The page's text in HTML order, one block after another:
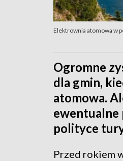
Elektrownia atomowa w
Ogromne
dla gmin,
atomowa.
ewentualne
polityce
Przed rokiem